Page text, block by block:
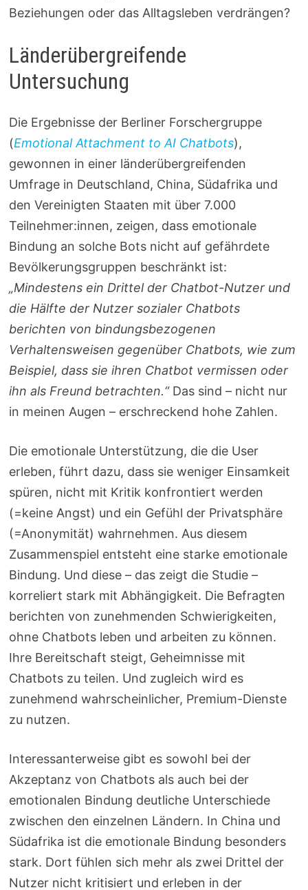
Beziehungen oder das Alltagsleben verdrängen?
Länderübergreifende
Untersuchung
Die Ergebnisse der Berliner Forschergruppe
(Emotional Attachment to AI Chatbots),
gewonnen in einer länderübergreifenden
Umfrage in Deutschland, China, Südafrika und
den Vereinigten Staaten mit über 7.000
Teilnehmer:innen, zeigen, dass emotionale
Bindung an solche Bots nicht auf gefährdete
Bevölkerungsgruppen beschränkt ist:
„Mindestens ein Drittel der Chatbot-Nutzer und
die Hälfte der Nutzer sozialer Chatbots
berichten von bindungsbezogenen
Verhaltensweisen gegenüber Chatbots, wie zum
Beispiel, dass sie ihren Chatbot vermissen oder
ihn als Freund betrachten.“Das sind – nicht nur
in meinen Augen – erschreckend hohe Zahlen.
Die emotionale Unterstützung, die die User
erleben, führt dazu, dass sie weniger Einsamkeit
spüren, nicht mit Kritik konfrontiert werden
(=keine Angst) und ein Gefühl der Privatsphäre
(=Anonymität) wahrnehmen. Aus diesem
Zusammenspiel entsteht eine starke emotionale
Bindung. Und diese – das zeigt die Studie –
korreliert stark mit Abhängigkeit. Die Befragten
berichten von zunehmenden Schwierigkeiten,
ohne Chatbots leben und arbeiten zu können.
Ihre Bereitschaft steigt, Geheimnisse mit
Chatbots zu teilen. Und zugleich wird es
zunehmend wahrscheinlicher, Premium-Dienste
zu nutzen.
Interessanterweise gibt es sowohl bei der
Akzeptanz von Chatbots als auch bei der
emotionalen Bindung deutliche Unterschiede
zwischen den einzelnen Ländern. In China und
Südafrika ist die emotionale Bindung besonders
stark. Dort fühlen sich mehr als zwei Drittel der
Nutzer nicht kritisiert und erleben in der